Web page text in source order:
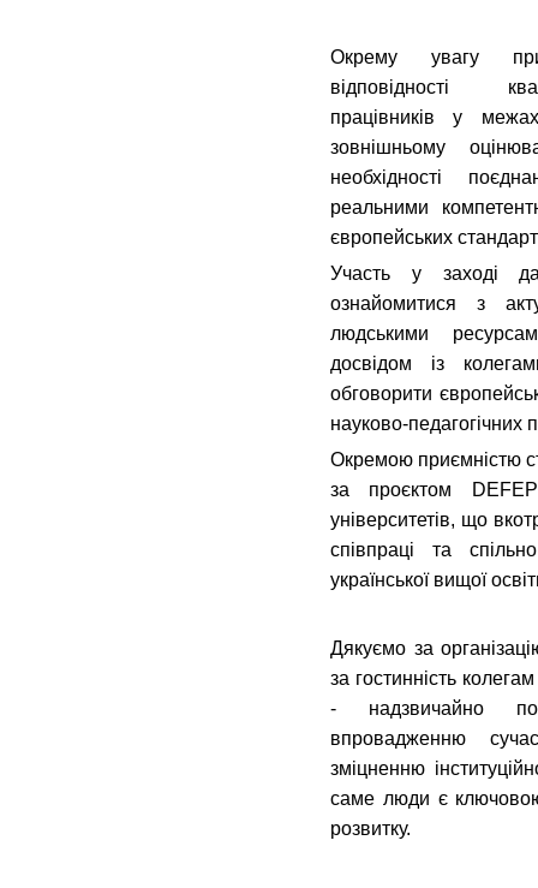
Окрему увагу
відповідності
працівників у
зовнішньому
необхідності
реальними
європейських
Участь у заході
ознайомитися з
людськими
досвідом із
обговорити
науково-педагогічних
Окремою приємністю
за проєктом DEFEP
університетів, що
співпраці та
української вищої
Дякуємо за
за гостинність
- надзвичайно
впровадженню
зміцненню
саме люди є
розвитку.